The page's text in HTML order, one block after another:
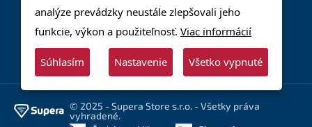
© 2025 - Supera Store s.r.o. - Všetky práva
vyhradené.
analýze prevádzky neustále zlepšovali jeho
funkcie, výkon a použiteľnosť. Viac informácií
Súhlasím Nastavenie Všetko vypnuté